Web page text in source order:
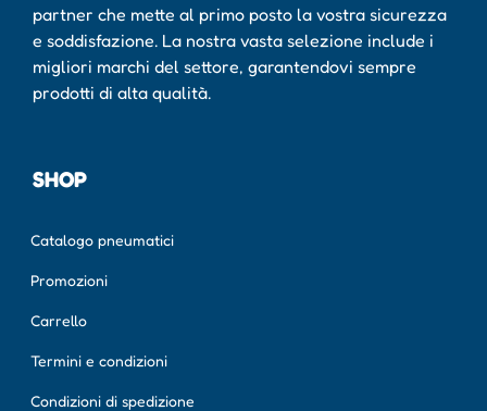
partner che mette al primo posto la vostra sicurezza
e soddisfazione. La nostra vasta selezione include i
migliori marchi del settore, garantendovi sempre
prodotti di alta qualità.
SHOP
Catalogo pneumatici
Promozioni
Carrello
Termini e condizioni
Condizioni di spedizione